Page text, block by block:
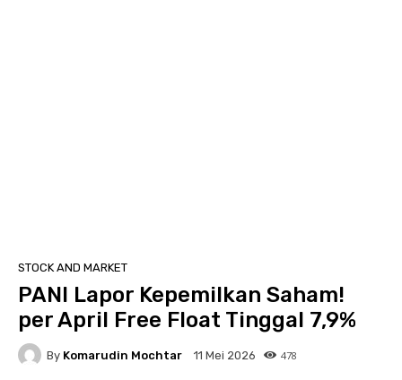
STOCK AND MARKET
PANI Lapor Kepemilkan Saham!
per April Free Float Tinggal 7,9%
By Komarudin Mochtar 11 Mei 2026 478